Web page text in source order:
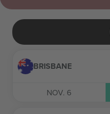
BRISBANE
NOV. 6